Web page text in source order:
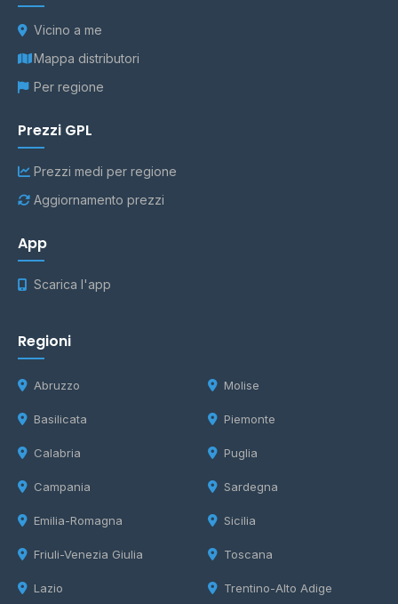
Vicino a me
Mappa distributori
Per regione
Prezzi GPL
Prezzi medi per regione
Aggiornamento prezzi
App
Scarica l'app
Regioni
Abruzzo
Basilicata
Calabria
Campania
Emilia-Romagna
Friuli-Venezia Giulia
Lazio
Molise
Piemonte
Puglia
Sardegna
Sicilia
Toscana
Trentino-Alto Adige